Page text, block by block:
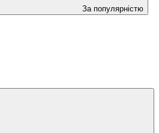
За популярністю